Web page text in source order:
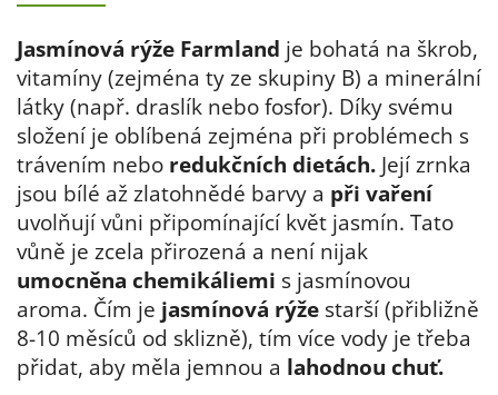
Jasmínová rýže Farmland je bohatá na škrob,
vitamíny (zejména ty ze skupiny B) a minerální
látky (např. draslík nebo fosfor). Díky svému
složení je oblíbená zejména při problémech s
trávením nebo redukčních dietách. Její zrnka
jsou bílé až zlatohnědé barvy a při vaření
uvolňují vůni připomínající květ jasmín. Tato
vůně je zcela přirozená a není nijak
umocněna chemikáliemi s jasmínovou
aroma. Čím je jasmínová rýže starší (přibližně
8-10 měsíců od sklizně), tím více vody je třeba
přidat, aby měla jemnou a lahodnou chuť.